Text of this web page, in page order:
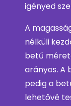
igényed
A
nélküli
betű
arányos. A
pedig a
lehetővé